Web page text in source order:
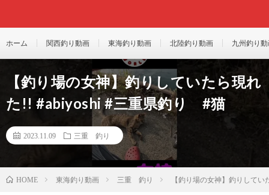
ホーム 関西釣り動画 東海釣り動画 北陸釣り動画 九州釣り
【釣り場の女神】釣りしていたら現れ
た!! #abiyoshi #三重県釣り #猫
2023.11.09 三重 釣り
HOME 東海釣り動画 三重 釣り 【釣り場の女神】釣りして